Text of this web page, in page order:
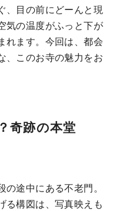
、目の前にどーんと現
気の温度がふっと下が
れます。今回は、都会
、このお寺の魅力をお
奇跡の本堂
途中にある不老門。
る構図は、写真映えも